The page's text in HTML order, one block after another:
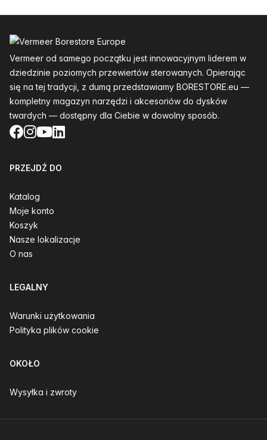
Vermeer od samego początku jest innowacyjnym liderem w
dziedzinie poziomych przewiertów sterowanych. Opierając
się na tej tradycji, z dumą przedstawiamy BORESTORE.eu —
kompletny magazyn narzędzi i akcesoriów do dysków
twardych — dostępny dla Ciebie w dowolny sposób.
Facebook
Instagram
YouTube
LinkedIn
PRZEJDŹ DO
Katalog
Moje konto
Koszyk
Nasze lokalizacje
O nas
LEGALNY
Warunki użytkowania
Polityka plików cookie
OKOŁO
Wysyłka i zwroty